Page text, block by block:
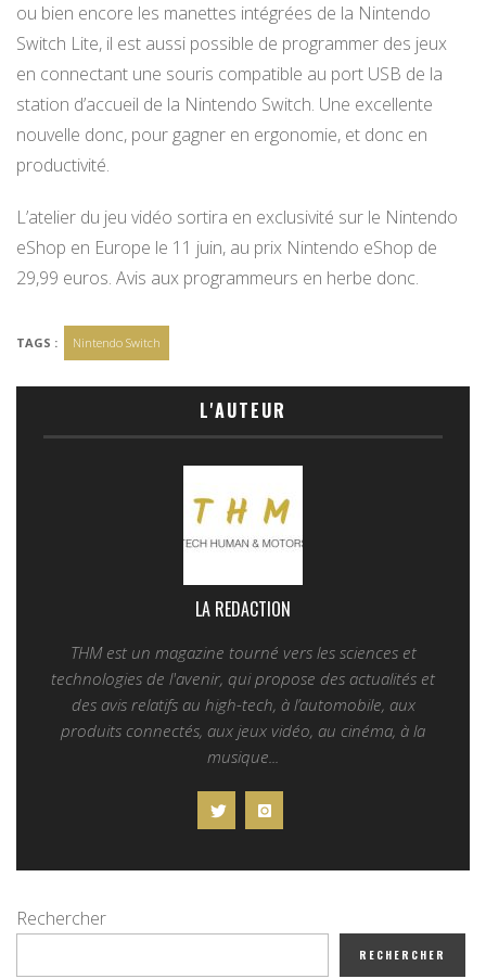
ou bien encore les manettes intégrées de la Nintendo
Switch Lite, il est aussi possible de programmer des jeux
en connectant une souris compatible au port USB de la
station d’accueil de la Nintendo Switch. Une excellente
nouvelle donc, pour gagner en ergonomie, et donc en
productivité.
L’atelier du jeu vidéo sortira en exclusivité sur le Nintendo
eShop en Europe le 11 juin, au prix Nintendo eShop de
29,99 euros. Avis aux programmeurs en herbe donc.
TAGS : Nintendo Switch
L'AUTEUR
LA REDACTION
THM est un magazine tourné vers les sciences et
technologies de l'avenir, qui propose des actualités et
des avis relatifs au high-tech, à l’automobile, aux
produits connectés, aux jeux vidéo, au cinéma, à la
musique...
Rechercher
RECHERCHER